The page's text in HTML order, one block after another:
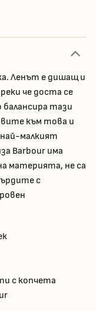
Ленът е дишащ и
че доста се
балансира тази
към това и
малкият
Barbour има
материята, не са
с
с копчета